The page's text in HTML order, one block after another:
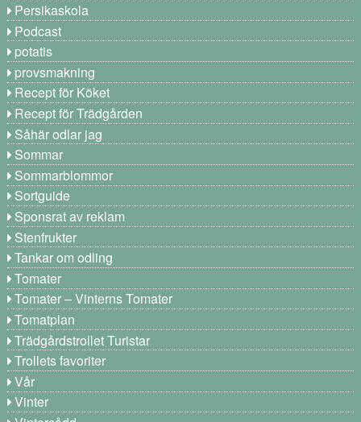
Persikaskola
Podcast
potatis
provsmakning
Recept för Köket
Recept för Trädgården
Såhär odlar jag
Sommar
Sommarblommor
Sortguide
Sponsrat av reklam
Stenfrukter
Tankar om odling
Tomater
Tomater – Vinterns Tomater
Tomatplan
Trädgårdstrollet Turistar
Trollets favoriter
Vår
Vinter